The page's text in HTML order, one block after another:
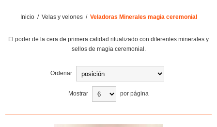
Inicio / Velas y velones / Veladoras Minerales magia ceremonial
El poder de la cera de primera calidad ritualizado con diferentes minerales y
sellos de magia ceremonial.
Ordenar
Mostrar por página